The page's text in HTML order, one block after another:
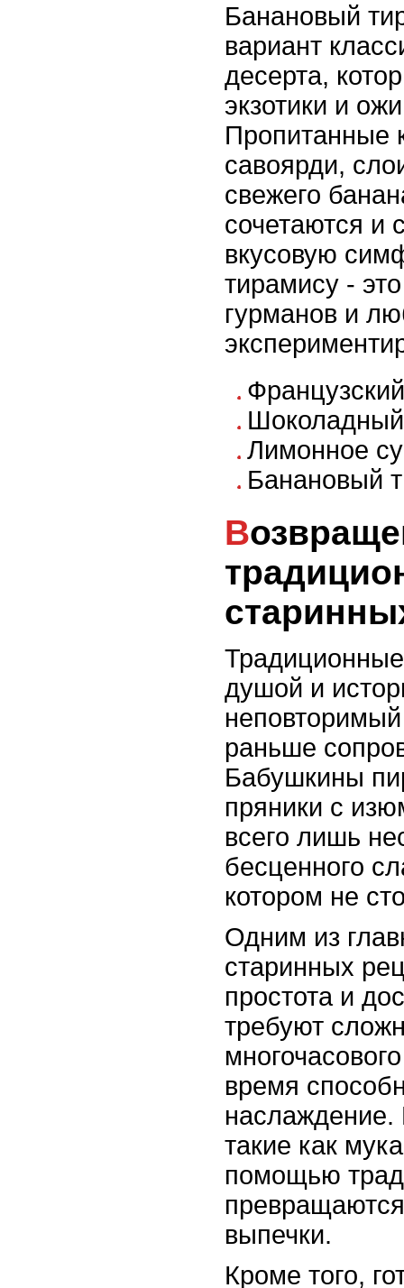
Банановый
вариант
десерта,
экзотики и
Пропитанные
савоярди,
свежего
сочетаются и
вкусовую
тирамису -
гурманов и
Лимонное
Банановый
Возвращение в прошлое:
душой и
раньше
Бабушкины
пряники с
всего лишь
бесценного
котором не
Одним из
старинных
простота и
требуют
время
наслаждение.
такие как
помощью
выпечки.
Кроме того,